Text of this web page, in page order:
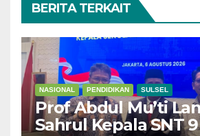
BERITA TERKAIT
NASIONAL PENDIDIKAN SULSEL
Prof Abdul Mu’ti
Sahrul Kepala SNT